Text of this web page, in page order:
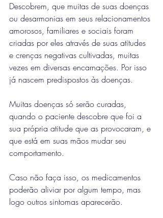
Descobrem, que muitas de suas doenças
ou desarmonias em seus relacionamentos
amorosos, familiares e sociais foram
criadas por eles através de suas atitudes
e crenças negativas cultivadas, muitas
vezes em diversas encarnações. Por isso
já nascem predispostos às doenças.
Muitas doenças só serão curadas,
quando o paciente descobre que foi a
sua própria atitude que as provocaram, e
que está em suas mãos mudar seu
comportamento.
Caso não faça isso, os medicamentos
poderão aliviar por algum tempo, mas
logo outros sintomas aparecerão.